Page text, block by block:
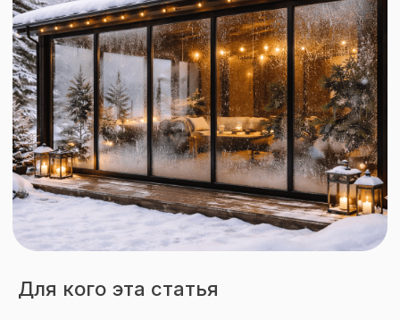
Для кого эта статья
Остекленная терраса
пристроенная к дому —